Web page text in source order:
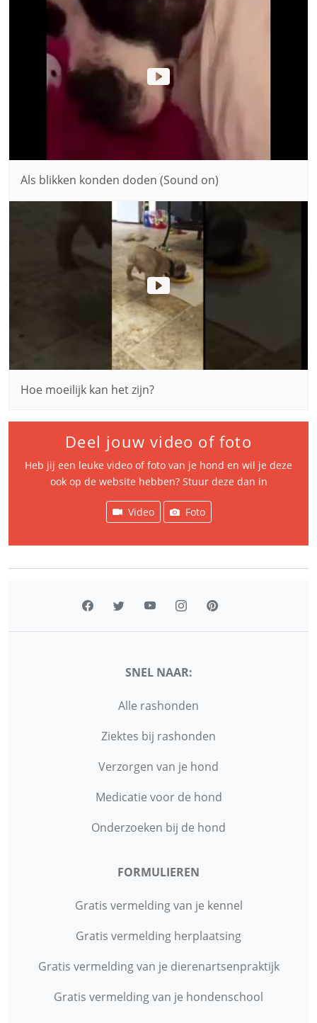
Als blikken konden doden (Sound on)
Hoe moeilijk kan het zijn?
Deel jouw video of foto
Heb jij een leuke video of foto van je hond en wil je deze
ook op de website hebben? Stuur deze dan in
Video Foto
SNEL NAAR:
Alle rashonden
Ziektes bij rashonden
Verzorgen van je hond
Medicatie voor de hond
Onderzoeken bij de hond
FORMULIEREN
Gratis vermelding van je kennel
Gratis vermelding herplaatsing
Gratis vermelding van je dierenartsenpraktijk
Gratis vermelding van je hondenschool